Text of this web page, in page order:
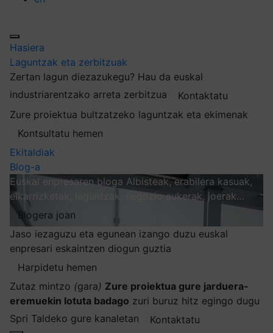
Hasiera
Laguntzak eta zerbitzuak
Zertan lagun diezazukegu? Hau da euskal
industriarentzako arreta zerbitzua
Kontaktatu
Zure proiektua bultzatzeko laguntzak eta ekimenak
Kontsultatu hemen
Ekitaldiak
Blog-a
Euskal enpresaren bloga Albisteak, erabilera kasuak,
elkarrizketak, laguntzak, negozio aukerak, joerak…
Blogera joan
Jaso iezaguzu eta egunean izango duzu euskal
enpresari eskaintzen diogun guztia
Harpidetu hemen
Zutaz mintzo (gara) Zure proiektua gure jarduera-
eremuekin lotuta badago zuri buruz hitz egingo dugu
Spri Taldeko gure kanaletan
Kontaktatu